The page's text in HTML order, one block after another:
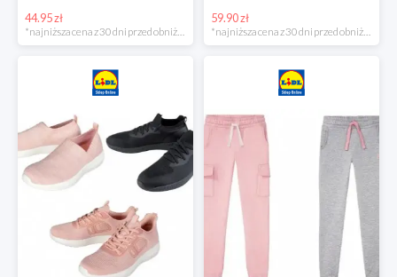
44.95 zł
*najniższa cena z 30 dni przed obniżką
59.90 zł
*najniższa cena z 30 dni przed obniżką